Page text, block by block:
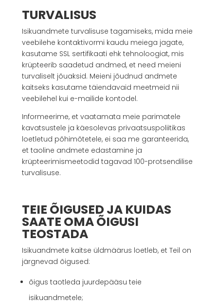
TURVALISUS
Isikuandmete turvalisuse tagamiseks, mida meie
veebilehe kontaktivormi kaudu meiega jagate,
kasutame SSL sertifikaati ehk tehnoloogiat, mis
krüpteerib saadetud andmed, et need meieni
turvaliselt jõuaksid. Meieni jõudnud andmete
kaitseks kasutame täiendavaid meetmeid nii
veebilehel kui e-mailide kontodel.
Informeerime, et vaatamata meie parimatele
kavatsustele ja käesolevas privaatsuspoliitikas
loetletud põhimõtetele, ei saa me garanteerida,
et taoline andmete edastamine ja
krüpteerimismeetodid tagavad 100-protsendilise
turvalisuse.
TEIE ÕIGUSED JA KUIDAS
SAATE OMA ÕIGUSI
TEOSTADA
Isikuandmete kaitse üldmäärus loetleb, et Teil on
järgnevad õigused:
õigus taotleda juurdepääsu teie
isikuandmetele;